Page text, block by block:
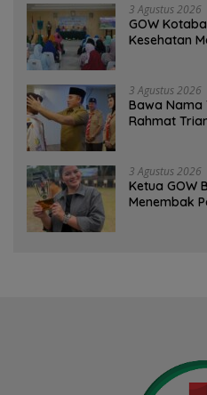
3 Agustus 2026
GOW
Kesehatan
3 Agustus 2026
Bawa Nama
Rahmat
3 Agustus 2026
Ketua GOW
Menembak